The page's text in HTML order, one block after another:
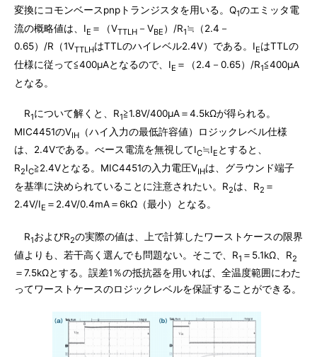
変換にコモンベースpnpトランジスタを用いる。Q1のエミッタ電
流の概略値は、IE ＝（VTTLH －VBE ）/R1≒（2.4－
0.65）/R（1VTTLHはTTLのハイレベル2.4V）である。IEはTTLの
仕様に従って≦400μAとなるので、IE ＝（2.4－0.65）/R1≦400μA
となる。
R1について解くと、R1≧1.8V/400μA＝4.5kΩが得られる。
MIC4451のVIH （ハイ入力の最低許容値）ロジックレベル仕様
は、2.4Vである。べース電流を無視してIC≒IE とすると、
R2IC≧2.4Vとなる。MIC4451の入力電圧VIHは、グラウンド端子
を基準に決められていることに注意されたい。R2は、R2 ＝
2.4V/IE ＝2.4V/0.4mA＝6kΩ（最小）となる。
R1およびR2の実際の値は、上で計算したワーストケースの限界
値よりも、若干高く選んでも問題ない。そこで、R1 ＝5.1kΩ、R2
＝7.5kΩとする。誤差1％の抵抗器を用いれば、全温度範囲にわた
ってワーストケースのロジックレベルを保証することができる。